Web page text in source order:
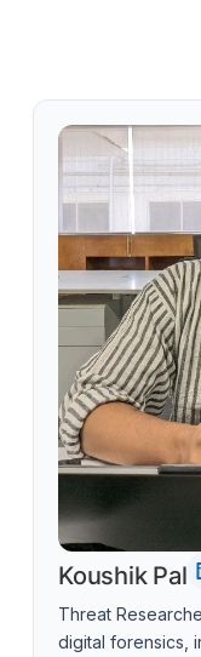
Koushik Pal
Threat
digital forensics,